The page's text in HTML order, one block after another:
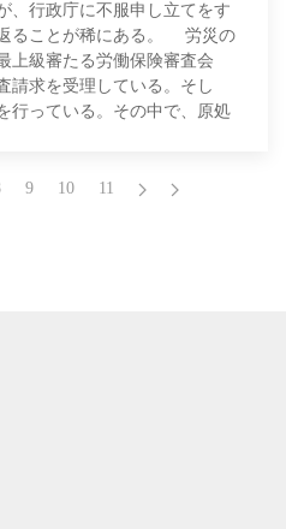
、行政庁に不服申し立てをす
ることが稀にある。 労災の
上級審たる労働保険審査会
請求を受理している。そし
行っている。その中で、原処
9 10 11